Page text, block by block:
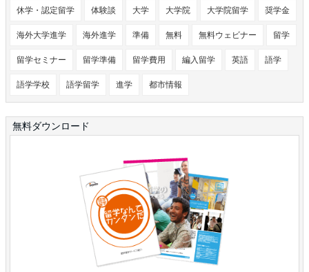
休学・認定留学 体験談 大学 大学院 大学院留学 奨学金
海外大学進学 海外進学 準備 無料 無料ウェビナー 留学
留学セミナー 留学準備 留学費用 編入留学 英語 語学
語学学校 語学留学 進学 都市情報
無料ダウンロード